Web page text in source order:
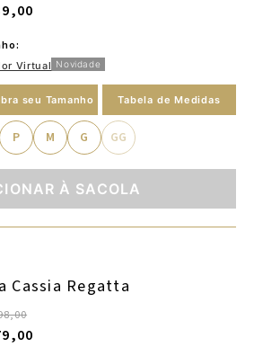
Virtual Novidade
seu Tamanho Tabela de Medidas
P M G GG
À SACOLA
Cassia Regatta